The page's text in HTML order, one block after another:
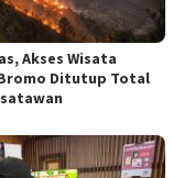
Akses Wisata
Ditutup Total